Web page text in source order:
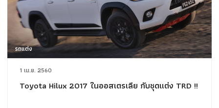
รถแต่ง
1 เม.ย. 2560
Toyota Hilux 2017 ในออสเตรเลีย กับชุดแต่ง TRD !!